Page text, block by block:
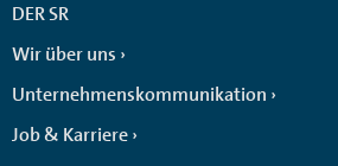
DER SR
Wir über uns
Unternehmenskommunikation
Job & Karriere